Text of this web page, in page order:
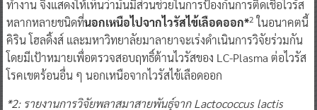
คิริน โฮลดิ้งส์ และมหาวิทยาลัยมาลายาจะเร่งดำเนินการวิจัยร่วมกัน
โดยมีเป้าหมายเพื่อตรวจสอบฤทธิ์ต้านไวรัสของ LC-Plasma ต่อไวรัส
โรคเขตร้อนอื่น ๆ นอกเหนือจากไวรัสไข้เลือดออก
*2: รายงานการวิจัยพลาสมาสายพันธุ์จาก Lactococcus lactis